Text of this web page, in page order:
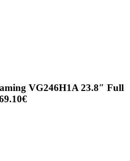
VG246H1A 23.8″ Full